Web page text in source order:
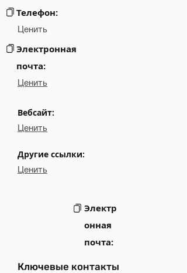
Телефон:
Ценить
Электронная
почта:
Ценить
Вебсайт:
Ценить
Другие ссылки:
Ценить
Электр
онная
почта:
Ключевые контакты